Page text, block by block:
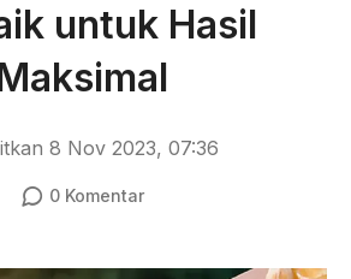
untuk Hasil
8 Nov 2023, 07:36
0Komentar